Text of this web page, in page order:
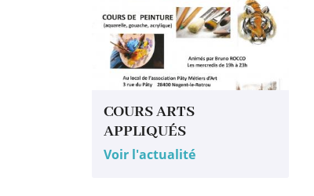
COURS ARTS
APPLIQUÉS
Voir l'actualité